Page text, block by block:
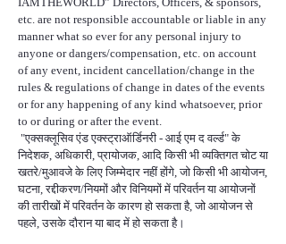
etc. are not responsible accountable or liable in any
manner what so ever for any personal injury to
anyone or dangers/compensation, etc. on account
of any event, incident cancellation/change in the
rules & regulations of change in dates of the events
or for any happening of any kind whatsoever, prior
to or during or after the event.
"एक्सक्लूसिव एंड एक्स्ट्राऑर्डिनरी - आई एम द वर्ल्ड" के
निदेशक, अधिकारी, प्रायोजक, आदि किसी भी व्यक्तिगत चोट या
खतरे/मुआवजे के लिए जिम्मेदार नहीं होंगे, जो किसी भी आयोजन,
घटना, रद्दीकरण/नियमों और विनियमों में परिवर्तन या आयोजनों
की तारीखों में परिवर्तन के कारण हो सकता है, जो आयोजन से
पहले, उसके दौरान या बाद में हो सकता है।